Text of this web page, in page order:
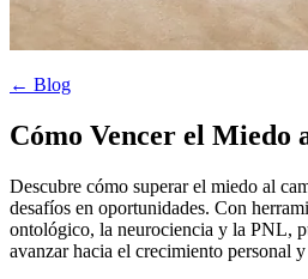
← Blog
Cómo Vencer el Miedo
Descubre cómo superar el miedo al
desafíos en oportunidades. Con
ontológico, la neurociencia y la PNL,
avanzar hacia el crecimiento personal